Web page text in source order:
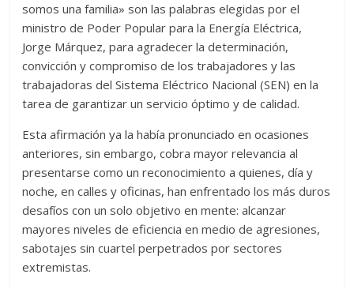
somos una familia» son las palabras elegidas por el
ministro de Poder Popular para la Energía Eléctrica,
Jorge Márquez, para agradecer la determinación,
convicción y compromiso de los trabajadores y las
trabajadoras del Sistema Eléctrico Nacional (SEN) en la
tarea de garantizar un servicio óptimo y de calidad.
Esta afirmación ya la había pronunciado en ocasiones
anteriores, sin embargo, cobra mayor relevancia al
presentarse como un reconocimiento a quienes, día y
noche, en calles y oficinas, han enfrentado los más duros
desafíos con un solo objetivo en mente: alcanzar
mayores niveles de eficiencia en medio de agresiones,
sabotajes sin cuartel perpetrados por sectores
extremistas.